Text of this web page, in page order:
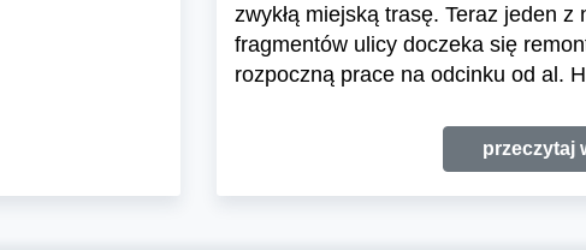
zwykłą miejską trasę. Teraz jeden
fragmentów ulicy doczeka się
rozpoczną prace na odcinku od al.
przeczytaj